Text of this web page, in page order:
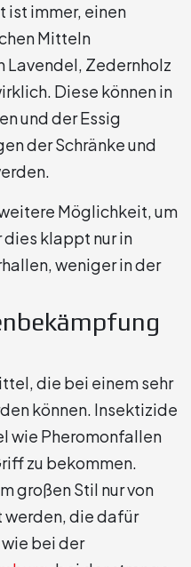
ist immer, einen
Mitteln
Lavendel, Zedernholz
Diese können in
und der Essig
der Schränke und
Möglichkeit, um
klappt nur in
weniger in der
die bei einem sehr
können. Insektizide
wie Pheromonfallen
zu bekommen.
großen Stil nur von
werden, die dafür
bei der